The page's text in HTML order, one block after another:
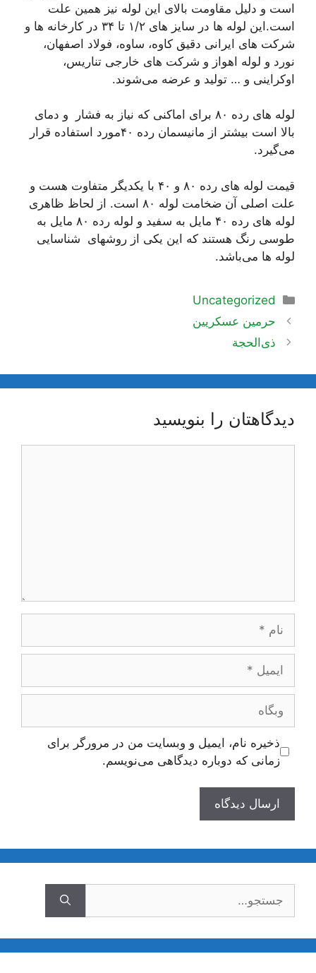
است و دلیل مقاومت بالای این لوله نیز همین علت
است.این لوله ها در سایز های ۱/۲ تا ۳۴ در کارخانه ها و
شرکت های ایرانی دقیق کاوه، ساوه، فولاد اصفهان،
نورد و لوله اهواز و شرکت های خارجی تناریس،
اوکراینی و … تولید و عرضه می‌شوند.
لوله های رده ۸۰ برای اماکنی که نیاز به فشار و دمای
بالا است بیشتر از مانیسمان رده ۴۰مورد استفاده قرار
می‌گیرد.
قیمت لوله های رده ۸۰ و ۴۰ با یکدیگر متفاوت هست و
علت اصلی آن ضخامت لوله ۸۰ است. از لحاظ ظاهری
لوله های رده ۴۰ مایل به سفید و لوله رده ۸۰ مایل به
طوسی رنگ هستند که این یکی از روشهای شناسایی
لوله ها می‌باشد.
دسته‌ها
Uncategorized
ناوبری
نوشته‌ها
حرمین عسکریین
ذی‌الحجة
دیدگاهتان را بنویسید
وبگاه
ذخیره نام، ایمیل و وبسایت من در مرورگر برای
زمانی که دوباره دیدگاهی می‌نویسم.